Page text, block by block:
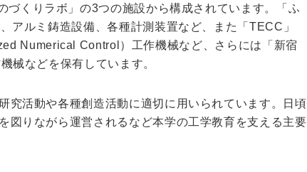
くりラボ」の3つの施設から構成されています。「ふ
アルミ鋳造設備、各種計測装置など、また「TECC」
Numerical Control）工作機械など、さらには「新宿
械などを保有しています。
究活動や各種創造活動に適切に用いられています。日頃
図りながら運営されるなど本学の工学教育を支える主要